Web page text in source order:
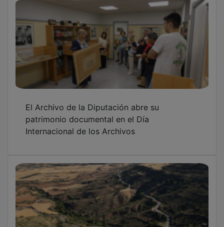
La Diputación invertirá 3,8 millones de euros
en mejorar estas seis carreteras de la
provincia
Molina de Aragón acogerá este miércoles la